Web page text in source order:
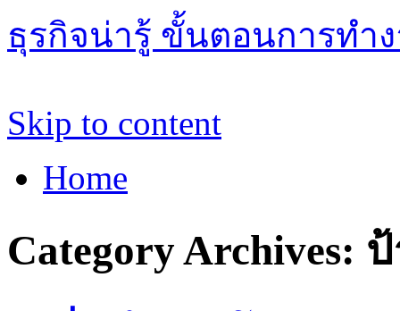
ธุรกิจน่ารู้ ขั้นตอนการทำ
Skip to content
Home
Category Archives: ป้